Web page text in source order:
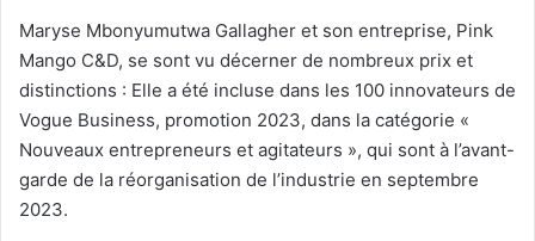
Maryse Mbonyumutwa Gallagher et son entreprise, Pink
Mango C&D, se sont vu décerner de nombreux prix et
distinctions : Elle a été incluse dans les 100 innovateurs de
Vogue Business, promotion 2023, dans la catégorie «
Nouveaux entrepreneurs et agitateurs », qui sont à l’avant-
garde de la réorganisation de l’industrie en septembre
2023.